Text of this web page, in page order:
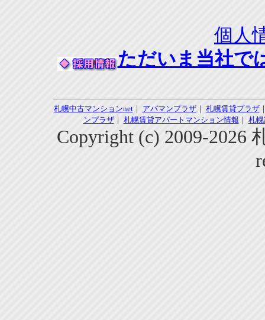
個人
ただいま当社で
札幌中古マンションnet｜ アパマンプラザ｜ 札幌賃貸プラザ
ンプラザ｜ 札幌賃貸アパートマンション情報 ｜ 札
Copyright (c) 2009-2026